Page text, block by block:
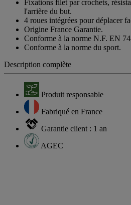
Fixations filet par crochets,
l'arrière du but.
4 roues intégrées pour déplacer
Origine France Garantie.
Conforme à la norme N.F. EN
Conforme à la norme du sport.
Description complète
Produit responsable
Fabriqué en France
Garantie client : 1 an
AGEC